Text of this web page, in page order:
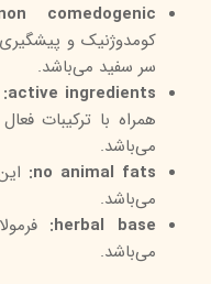
comedogenic:
کومدوژنیک و
سر سفید می‌باشد.
active ingredients:
همراه با ترکیبات
می‌باشد.
no animal fats:
می‌باشد.
herbal base:
می‌باشد.